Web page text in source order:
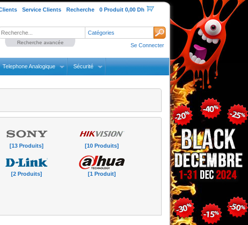
Service Clients Recherche 0 Produit 0,00 Dh
Catégories
Recherche avancée Se Connecter
Telephone Analogique Sécurité
[13 Produits] [10 Produits]
[2 Produits] [1 Produit]